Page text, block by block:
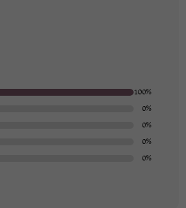
0%
0%
0%
0%
100%